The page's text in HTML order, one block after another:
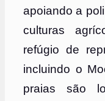
apoiando a
culturas
refúgio de
incluindo o
praias são